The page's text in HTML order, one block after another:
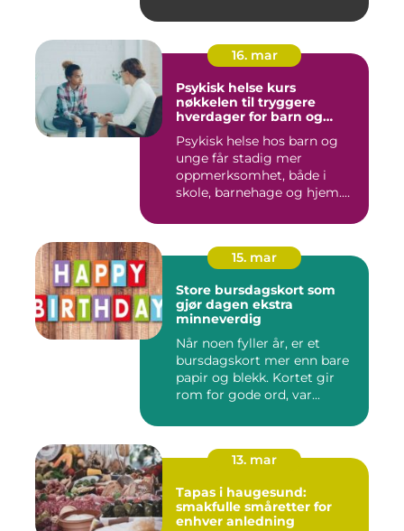
16. mar
Psykisk helse kurs
nøkkelen til tryggere
hverdager for barn og
Psykisk helse hos barn og
unge får stadig mer
oppmerksomhet, både i
skole, barnehage og hjem.
15. mar
Store bursdagskort som
gjør dagen ekstra
minneverdig
Når noen fyller år, er et
bursdagskort mer enn bare
papir og blekk. Kortet gir
rom for gode ord, var...
13. mar
Tapas i haugesund:
smakfulle småretter for
enhver anledning